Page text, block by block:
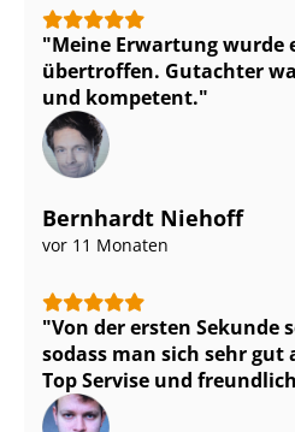
Meine Erwartung wurde
übertroffen. Gutachter
und kompetent.
Bernhardt Niehoff
vor 11 Monaten
Von der ersten Sekunde
sodass man sich sehr
Top Servise und